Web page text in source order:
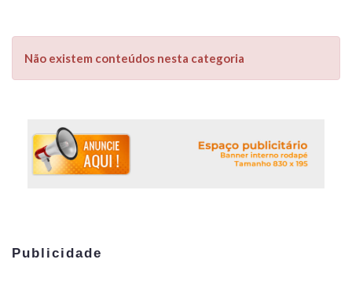
Não existem conteúdos nesta categoria
Publicidade